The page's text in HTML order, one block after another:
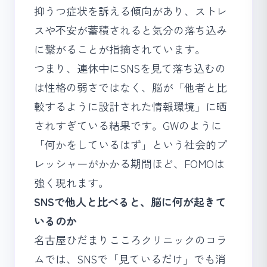
抑うつ症状を訴える傾向があり、ストレ
スや不安が蓄積されると気分の落ち込み
に繋がることが指摘されています。
つまり、連休中にSNSを見て落ち込むの
は性格の弱さではなく、脳が「他者と比
較するように設計された情報環境」に晒
されすぎている結果です。GWのように
「何かをしているはず」という社会的プ
レッシャーがかかる期間ほど、FOMOは
強く現れます。
SNSで他人と比べると、脳に何が起きて
いるのか
名古屋ひだまりこころクリニックのコラ
ムでは、SNSで「見ているだけ」でも消